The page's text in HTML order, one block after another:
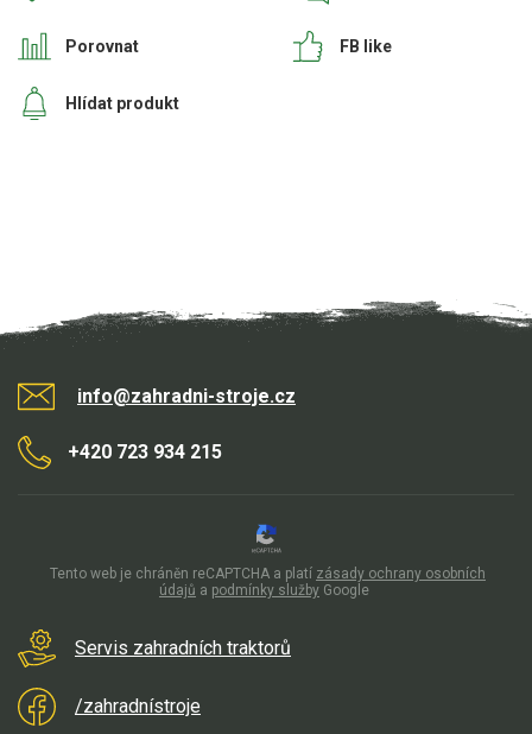
Porovnat
Hlídat produkt
FB like
info@zahradni-stroje.cz
+420 723 934 215
Servis zahradních traktorů
/zahradnístroje
Tento web je chráněn reCAPTCHA a platí zásady ochrany osobních
údajů a podmínky služby Google